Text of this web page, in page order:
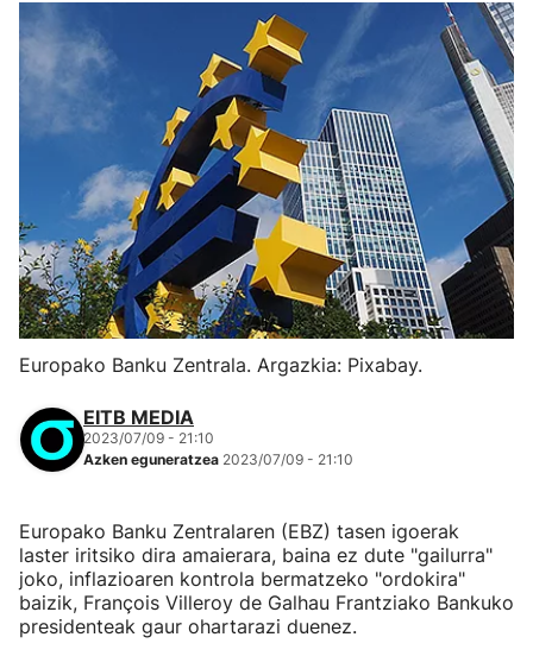
Europako Banku Zentrala. Argazkia: Pixabay.
EITB MEDIA
2023/07/09 - 21:10
Azken eguneratzea 2023/07/09 - 21:10
Europako Banku Zentralaren (EBZ) tasen igoerak
laster iritsiko dira amaierara, baina ez dute "gailurra"
joko, inflazioaren kontrola bermatzeko "ordokira"
baizik, François Villeroy de Galhau Frantziako Bankuko
presidenteak gaur ohartarazi duenez.